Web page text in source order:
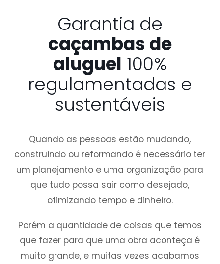
Garantia de
caçambas de
aluguel 100%
regulamentadas e
sustentáveis
Quando as pessoas estão mudando,
construindo ou reformando é necessário ter
um planejamento e uma organização para
que tudo possa sair como desejado,
otimizando tempo e dinheiro.
Porém a quantidade de coisas que temos
que fazer para que uma obra aconteça é
muito grande, e muitas vezes acabamos